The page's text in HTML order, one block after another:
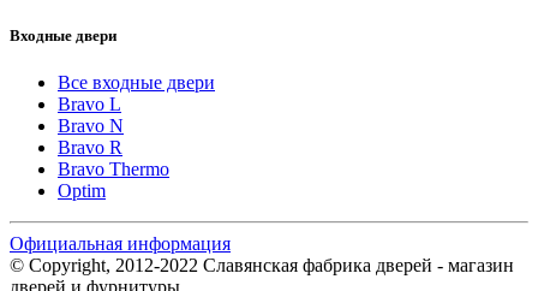
Входные двери
Все входные двери
Bravo L
Bravo N
Bravo R
Bravo Thermo
Optim
Официальная информация
© Copyright, 2012-2022 Славянская фабрика дверей - магазин